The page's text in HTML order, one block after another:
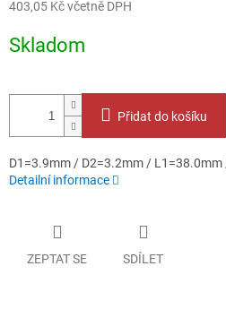
403,05 Kč včetně DPH
cena:
Skladom
Přidat do košíku
D1=3.9mm / D2=3.2mm /
Detailní informace
ZEPTAT SE SDÍLET